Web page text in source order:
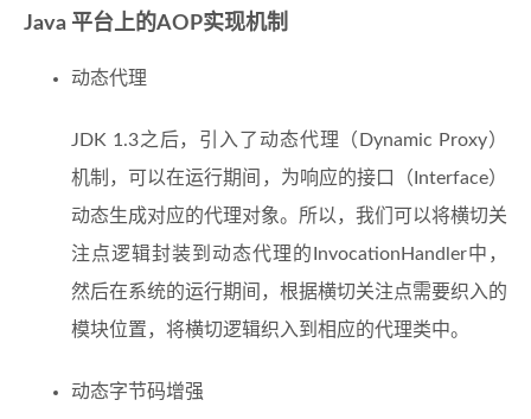
Java 平台上的AOP实现机制
动态代理
JDK 1.3之后，引入了动态代理（Dynamic Proxy）
机制，可以在运行期间，为响应的接口（Interface）
动态生成对应的代理对象。所以，我们可以将横切关
注点逻辑封装到动态代理的InvocationHandler中，
然后在系统的运行期间，根据横切关注点需要织入的
模块位置，将横切逻辑织入到相应的代理类中。
动态字节码增强